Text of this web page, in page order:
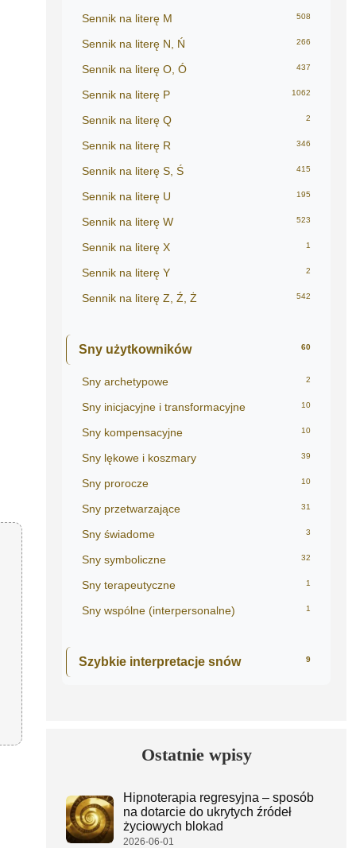
Sennik na literę M 508
Sennik na literę N, Ń 266
Sennik na literę O, Ó 437
Sennik na literę P 1062
Sennik na literę Q 2
Sennik na literę R 346
Sennik na literę S, Ś 415
Sennik na literę U 195
Sennik na literę W 523
Sennik na literę X 1
Sennik na literę Y 2
Sennik na literę Z, Ź, Ż 542
Sny użytkowników 60
Sny archetypowe 2
Sny inicjacyjne i transformacyjne 10
Sny kompensacyjne 10
Sny lękowe i koszmary 39
Sny prorocze 10
Sny przetwarzające 31
Sny świadome 3
Sny symboliczne 32
Sny terapeutyczne 1
Sny wspólne (interpersonalne) 1
Szybkie interpretacje snów 9
Ostatnie wpisy
Hipnoterapia regresyjna – sposób
na dotarcie do ukrytych źródeł
życiowych blokad
2026-06-01